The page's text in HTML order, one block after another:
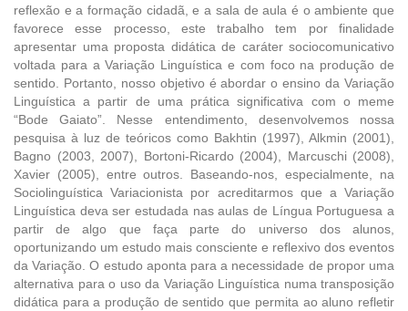
reflexão e a formação cidadã, e a sala de aula é o ambiente que
favorece esse processo, este trabalho tem por finalidade
apresentar uma proposta didática de caráter sociocomunicativo
voltada para a Variação Linguística e com foco na produção de
sentido. Portanto, nosso objetivo é abordar o ensino da Variação
Linguística a partir de uma prática significativa com o meme
“Bode Gaiato”. Nesse entendimento, desenvolvemos nossa
pesquisa à luz de teóricos como Bakhtin (1997), Alkmin (2001),
Bagno (2003, 2007), Bortoni-Ricardo (2004), Marcuschi (2008),
Xavier (2005), entre outros. Baseando-nos, especialmente, na
Sociolinguística Variacionista por acreditarmos que a Variação
Linguística deva ser estudada nas aulas de Língua Portuguesa a
partir de algo que faça parte do universo dos alunos,
oportunizando um estudo mais consciente e reflexivo dos eventos
da Variação. O estudo aponta para a necessidade de propor uma
alternativa para o uso da Variação Linguística numa transposição
didática para a produção de sentido que permita ao aluno refletir